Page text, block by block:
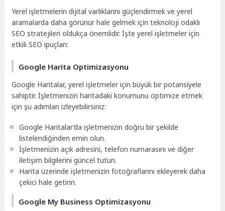
Yerel işletmelerin dijital varlıklarını güçlendirmek ve yerel
aramalarda daha görünür hale gelmek için teknoloji odaklı
SEO stratejileri oldukça önemlidir. İşte yerel işletmeler için
etkili SEO ipuçları:
Google Harita Optimizasyonu
Google Haritalar, yerel işletmeler için büyük bir potansiyele
sahiptir. İşletmenizin haritadaki konumunu optimize etmek
için şu adımları izleyebilirsiniz:
Google Haritalar’da işletmenizin doğru bir şekilde
listelendiğinden emin olun.
İşletmenizin açık adresini, telefon numarasını ve diğer
iletişim bilgilerini güncel tutun.
Harita üzerinde işletmenizin fotoğraflarını ekleyerek daha
çekici hale getirin.
Google My Business Optimizasyonu